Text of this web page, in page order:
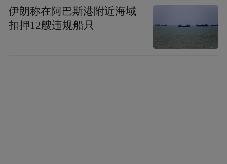
伊朗称在阿巴斯港附近海域
扣押12艘违规船只